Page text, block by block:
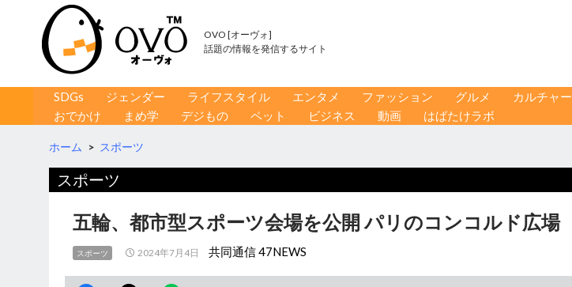
OVO [オーヴォ]
話題の情報を発信するサイト
コンテンツへ移動
SDGs ジェンダー ライフスタイル エンタメ ファッション グルメ カルチャー
おでかけ
まめ学 デジもの ペット ビジネス 動画 はばたけラボ
ホーム > スポーツ
スポーツ
五輪、都市型スポーツ会場を公開 パリのコンコルド広場
スポーツ 2024年7月4日 共同通信 47NEWS